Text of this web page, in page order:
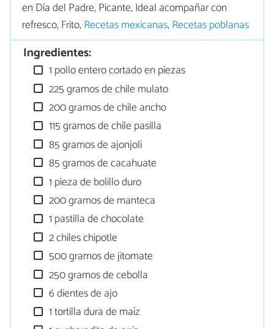
en Día del Padre, Picante, Ideal acompañar con
refresco, Frito,Recetas mexicanas,Recetas poblanas
Ingredientes:
1 pollo entero cortado en piezas
225 gramos de chile mulato
200 gramos de chile ancho
115 gramos de chile pasilla
85 gramos de ajonjolí
85 gramos de cacahuate
1 pieza de bolillo duro
200 gramos de manteca
1 pastilla de chocolate
2 chiles chipotle
500 gramos de jitomate
250 gramos de cebolla
6 dientes de ajo
1 tortilla dura de maíz